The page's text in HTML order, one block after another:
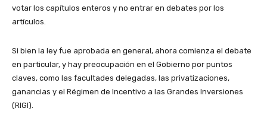
votar los capítulos enteros y no entrar en debates por los
artículos.
Si bien la ley fue aprobada en general, ahora comienza el debate
en particular, y hay preocupación en el Gobierno por puntos
claves, como las facultades delegadas, las privatizaciones,
ganancias y el Régimen de Incentivo a las Grandes Inversiones
(RIGI).